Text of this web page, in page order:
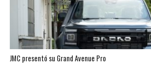
JMC presentó su Grand Avenue Pro